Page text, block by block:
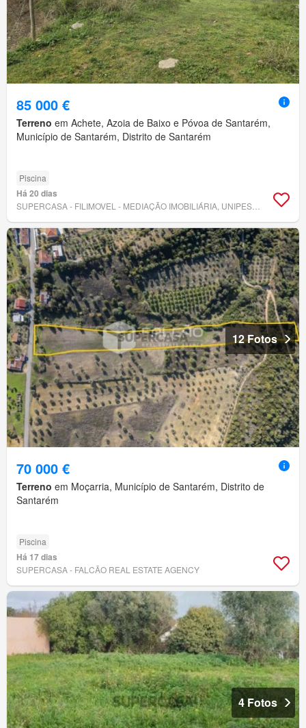
85 000 €
Terreno em Achete, Azoia de Baixo e Póvoa de Santarém,
Município de Santarém, Distrito de Santarém
Piscina
Há 20 dias
12 Fotos
70 000 €
Terreno em Moçarria, Município de Santarém, Distrito de
Santarém
Piscina
Há 17 dias
SUPERCASA - FALCÃO REAL ESTATE AGENCY
4 Fotos